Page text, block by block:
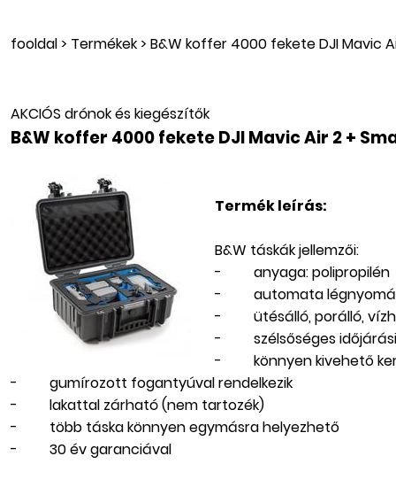
fooldal> Termékek> B&W koffer 4000 fekete DJI Mavic
AKCIÓS drónok és kiegészítők
B&W koffer 4000 fekete DJI Mavic Air 2 +
Termék leírás:
B&W táskák jellemzői:
- anyaga: polipropilén
- automata
- ütésálló, porálló,
- szélsőséges időjárási
- könnyen kivehető
- gumírozott fogantyúval rendelkezik
- lakattal zárható (nem tartozék)
- több táska könnyen egymásra helyezhető
- 30 év garanciával